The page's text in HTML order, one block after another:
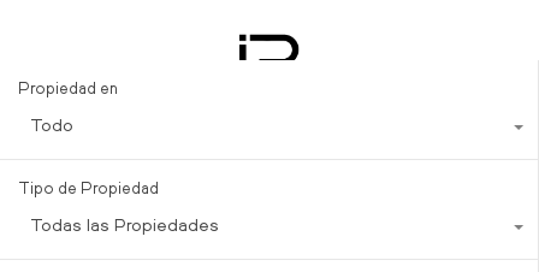
Propiedad en
Todo
Tipo de Propiedad
Todas las Propiedades